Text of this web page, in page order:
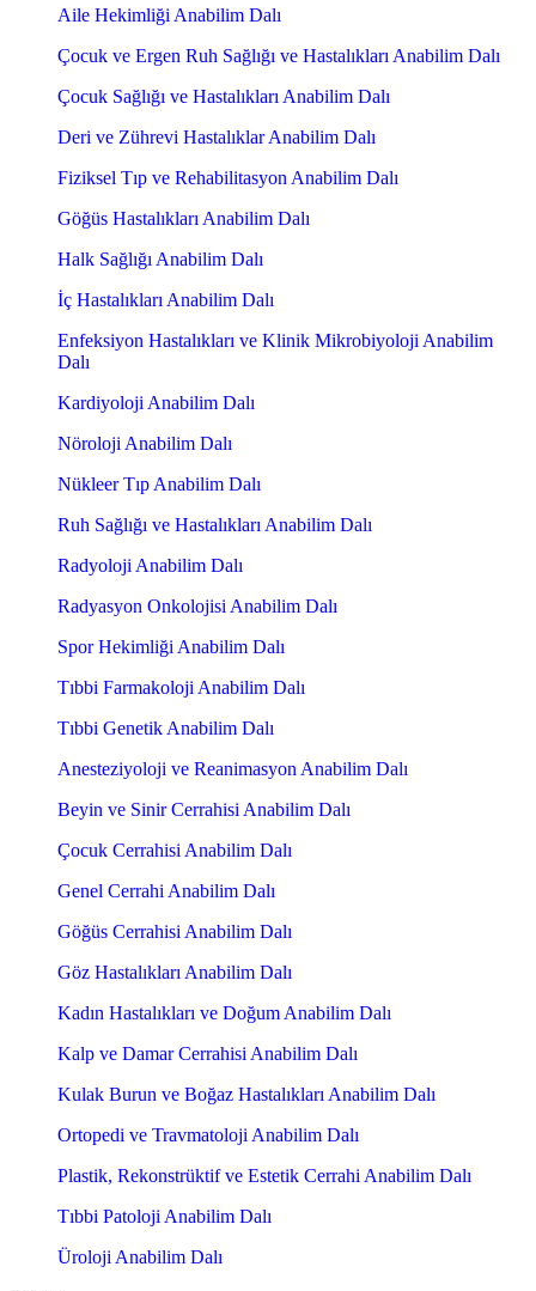
Aile Hekimliği Anabilim Dalı
Çocuk ve Ergen Ruh Sağlığı ve Hastalıkları Anabilim Dalı
Çocuk Sağlığı ve Hastalıkları Anabilim Dalı
Deri ve Zührevi Hastalıklar Anabilim Dalı
Fiziksel Tıp ve Rehabilitasyon Anabilim Dalı
Göğüs Hastalıkları Anabilim Dalı
Halk Sağlığı Anabilim Dalı
İç Hastalıkları Anabilim Dalı
Enfeksiyon Hastalıkları ve Klinik Mikrobiyoloji Anabilim
Dalı
Kardiyoloji Anabilim Dalı
Nöroloji Anabilim Dalı
Nükleer Tıp Anabilim Dalı
Ruh Sağlığı ve Hastalıkları Anabilim Dalı
Radyoloji Anabilim Dalı
Radyasyon Onkolojisi Anabilim Dalı
Spor Hekimliği Anabilim Dalı
Tıbbi Farmakoloji Anabilim Dalı
Tıbbi Genetik Anabilim Dalı
Anesteziyoloji ve Reanimasyon Anabilim Dalı
Beyin ve Sinir Cerrahisi Anabilim Dalı
Çocuk Cerrahisi Anabilim Dalı
Genel Cerrahi Anabilim Dalı
Göğüs Cerrahisi Anabilim Dalı
Göz Hastalıkları Anabilim Dalı
Kadın Hastalıkları ve Doğum Anabilim Dalı
Kalp ve Damar Cerrahisi Anabilim Dalı
Kulak Burun ve Boğaz Hastalıkları Anabilim Dalı
Ortopedi ve Travmatoloji Anabilim Dalı
Plastik, Rekonstrüktif ve Estetik Cerrahi Anabilim Dalı
Tıbbi Patoloji Anabilim Dalı
Üroloji Anabilim Dalı